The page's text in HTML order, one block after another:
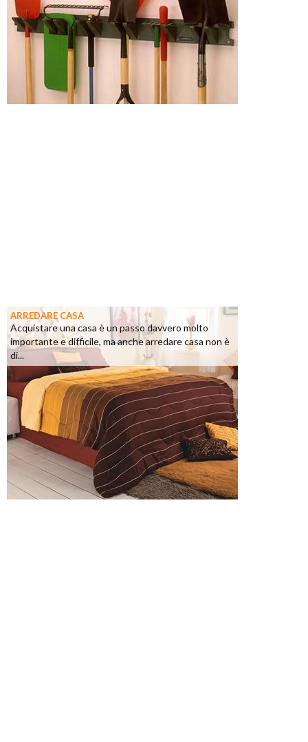
ARREDARE CASA
Acquistare una casa è un passo davvero molto
importante e difficile, ma anche arredare casa non è
di...